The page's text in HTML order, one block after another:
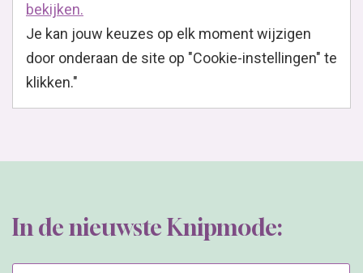
bekijken.
Je kan jouw keuzes op elk moment wijzigen
door onderaan de site op "Cookie-instellingen" te
klikken."
In de nieuwste Knipmode: